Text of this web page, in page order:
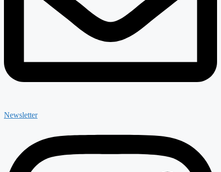
Newsletter